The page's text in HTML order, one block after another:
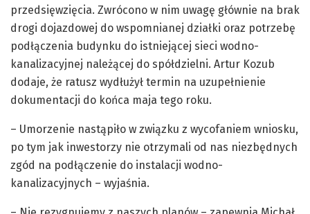
przedsięwzięcia. Zwrócono w nim uwagę głównie na brak
drogi dojazdowej do wspomnianej działki oraz potrzebę
podłączenia budynku do istniejącej sieci wodno-
kanalizacyjnej należącej do spółdzielni. Artur Kozub
dodaje, że ratusz wydłużył termin na uzupełnienie
dokumentacji do końca maja tego roku.
– Umorzenie nastąpiło w związku z wycofaniem wniosku,
po tym jak inwestorzy nie otrzymali od nas niezbędnych
zgód na podłączenie do instalacji wodno-
kanalizacyjnych – wyjaśnia.